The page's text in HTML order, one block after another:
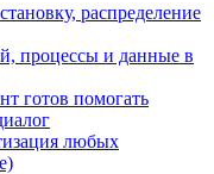
распределение
процессы и данные в
готов помогать
любых